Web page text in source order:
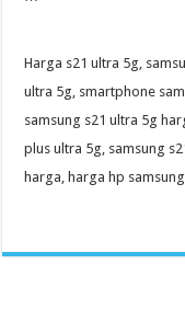
Harga s21 ultra 5g,
ultra 5g, smartphone
samsung s21 ultra 5g
plus ultra 5g, samsung
harga, harga hp